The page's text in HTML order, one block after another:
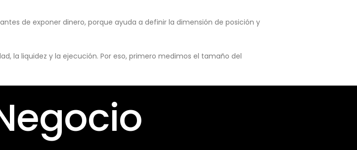
de exponer dinero, porque ayuda a definir la dimensión de posición y
la liquidez y la ejecución. Por eso, primero medimos el tamaño del